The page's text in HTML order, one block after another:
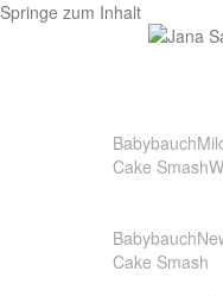
Springe zum Inhalt
Babybauch
Cake Smash
Babybauch
Cake Smash